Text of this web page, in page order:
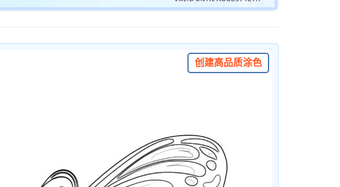
创建高品质涂色